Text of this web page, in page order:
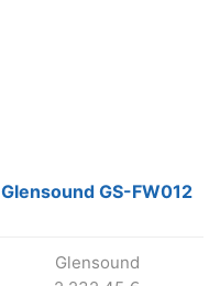
Glensound GS-FW012
Glensound